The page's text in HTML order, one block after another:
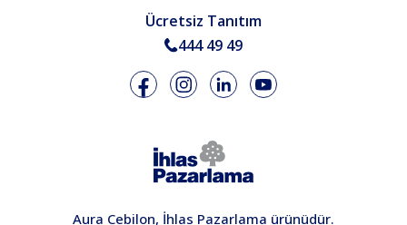
Ücretsiz Tanıtım
444 49 49
Aura Cebilon, İhlas Pazarlama ürünüdür.